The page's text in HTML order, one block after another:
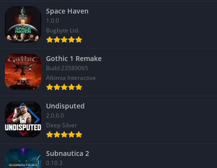
Space Haven
1.0.0
Bugbyte Ltd.
Gothic 1 Remake
Build 23589065
Alkimia Interactive
Undisputed
2.0.6.0
Deep Silver
Subnautica 2
0.10.3